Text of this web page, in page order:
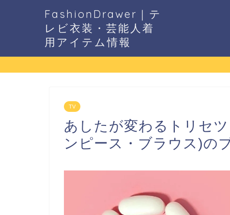
FashionDrawer｜テ
レビ衣装・芸能人着
用アイテム情報
TV
あしたが変わるトリセ
ンピース・ブラウス)の